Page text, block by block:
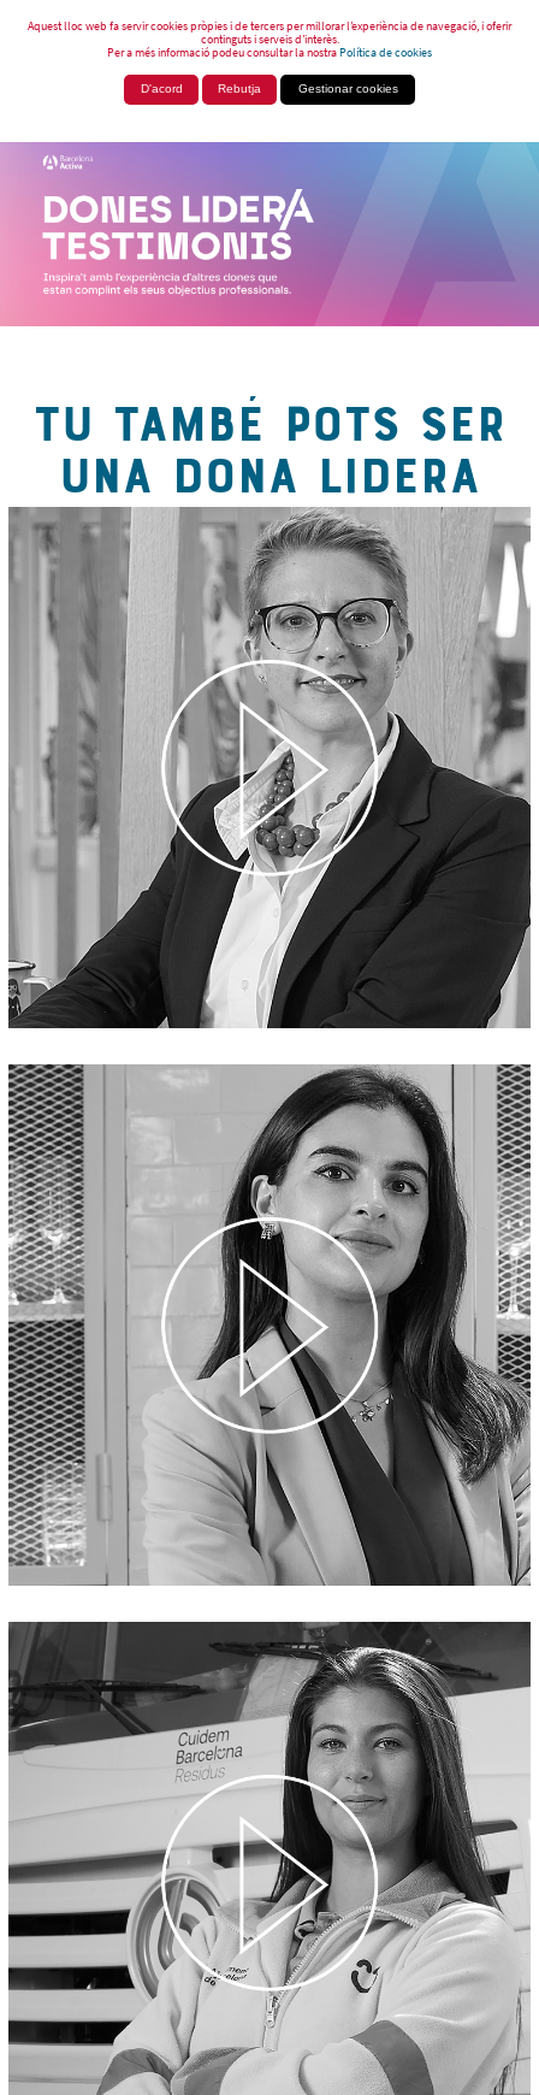
Aquest lloc web fa servir cookies pròpies i de tercers per millorar l’experiència de navegació, i oferir
continguts i serveis d’interès.
Per a més informació podeu consultar la nostraPolítica de cookies
D'acord Rebutja Gestionar cookies
TU TAMBÉ POTS SER
UNA DONA LIDERA